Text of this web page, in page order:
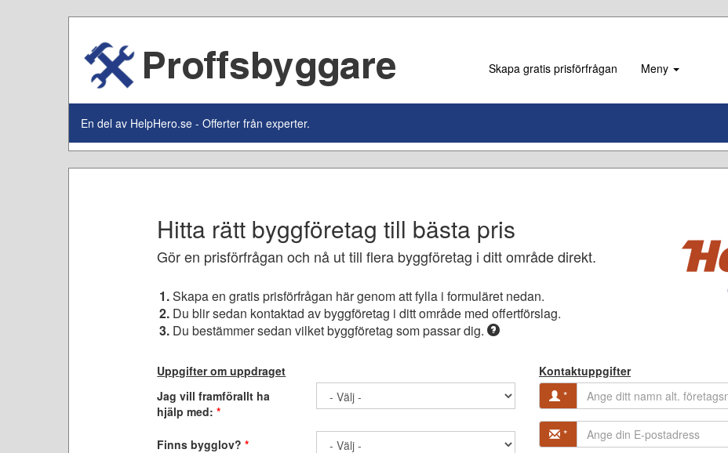
Skapa gratis prisförfrågan Meny
En del av HelpHero.se - Offerter från experter.
Hitta rätt byggföretag till bästa pris
Gör en prisförfrågan och nå ut till flera byggföretag i ditt område direkt.
Skapa en gratis prisförfrågan här genom att fylla i formuläret nedan.
Du blir sedan kontaktad av byggföretag i ditt område med offertförslag.
Du bestämmer sedan vilket byggföretag som passar dig.
Uppgifter om uppdraget
Jag vill framförallt ha
hjälp med:*
Finns bygglov?*
Kontaktuppgifter
*
*